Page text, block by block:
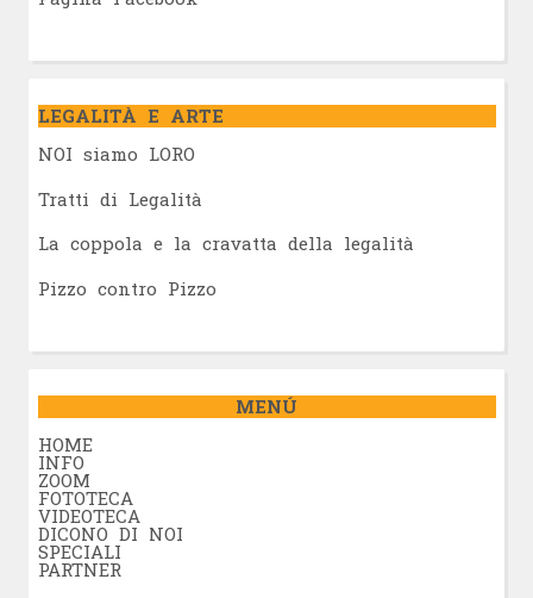
LEGALITÀ E ARTE
NOI siamo LORO
Tratti di Legalità
La coppola e la cravatta della legalità
Pizzo contro Pizzo
MENÚ
HOME
INFO
ZOOM
FOTOTECA
VIDEOTECA
DICONO DI NOI
SPECIALI
PARTNER